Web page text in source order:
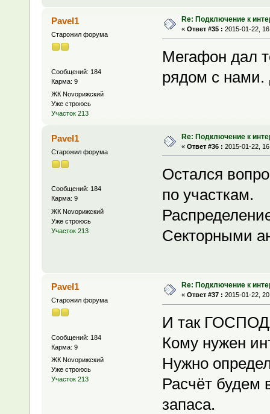
Pavel1
Старожил форума
Сообщений: 184
Карма: 9
ЖК Novoрижский
Уже строюсь
Участок 213
Re: Подключение к
« Ответ #35 : 2015-01-22,
Мегафон дал
рядом с нами.
Pavel1
Старожил форума
Сообщений: 184
Карма: 9
ЖК Novoрижский
Уже строюсь
Участок 213
Re: Подключение к
« Ответ #36 : 2015-01-22,
Остался
по участкам.
Секторными
Pavel1
Старожил форума
Сообщений: 184
Карма: 9
ЖК Novoрижский
Уже строюсь
Участок 213
Re: Подключение к
« Ответ #37 : 2015-01-22,
И так
Кому нужен
Нужно
Расчёт будем
запаса.